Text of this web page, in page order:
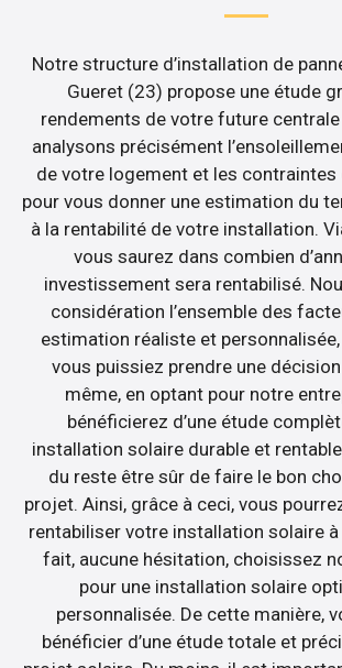
Notre structure d’installation de
Gueret (23) propose une étude
rendements de votre future
analysons précisément
de votre logement et les contraintes
pour vous donner une estimation du
à la rentabilité de votre installation.
vous saurez dans combien
investissement sera rentabilisé.
considération l’ensemble des
estimation réaliste et
vous puissiez prendre une
même, en optant pour notre
bénéficierez d’une étude
installation solaire durable et
du reste être sûr de faire le bon
projet. Ainsi, grâce à ceci, vous
rentabiliser votre installation solaire
fait, aucune hésitation, choisissez
pour une installation solaire
personnalisée. De cette manière,
bénéficier d’une étude totale et